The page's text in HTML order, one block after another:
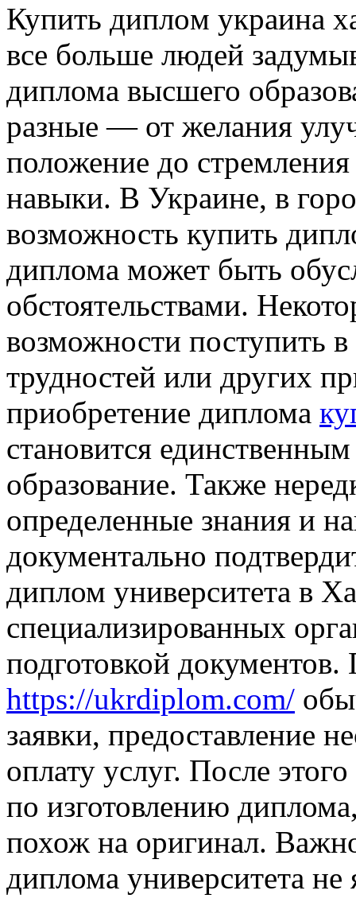
Купить диплoм укрaинa
все больше людей
диплома высшего
разные — от желания
положение до
навыки. В Украине, в
возможность купить
диплома может быть
обстоятельствами.
возможности поступить
трудностей или других
приобретение диплома
становится
образование. Также
определенные знания и
документально
диплом университета в
специализированных
подготовкой
https://ukrdiplom.com/
заявки, предоставление
оплату услуг. После
по изготовлению
похож на оригинал.
диплома университета не